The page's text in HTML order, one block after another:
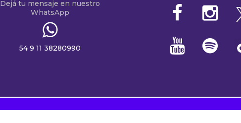
Dejá tu mensaje en nuestro
WhatsApp
54 9 11 38280990